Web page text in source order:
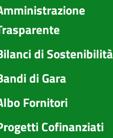
di Sostenibilità
di Gara
Fornitori
Cofinanziati